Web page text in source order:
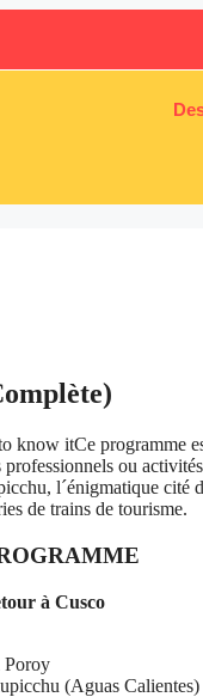
Ce programme
ou
l´énigmatique cité
de trains de tourisme.
à Cusco
Poroy
(Aguas Calientes)